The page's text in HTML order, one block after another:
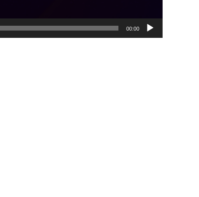
00:00